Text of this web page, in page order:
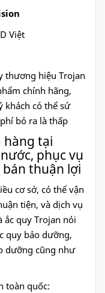
Việt
thương hiệu Trojan
chính hãng,
khách có thể sử
bỏ ra là thấp
hàng tại
phục vụ
bán thuận lợi
cơ sở, có thể vận
tiện, và dịch vụ
ắc quy Trojan nói
quy bảo dưỡng,
dưỡng cũng như
toàn quốc: